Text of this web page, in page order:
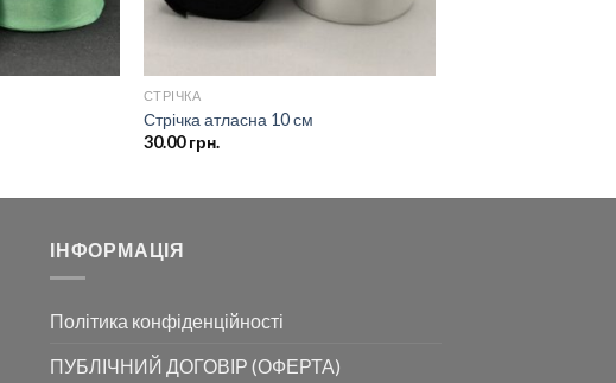
СТРІЧКА
Стрічка атласна 10 см
30.00грн.
ІНФОРМАЦІЯ
Політика конфіденційності
ПУБЛІЧНИЙ ДОГОВІР (ОФЕРТА)